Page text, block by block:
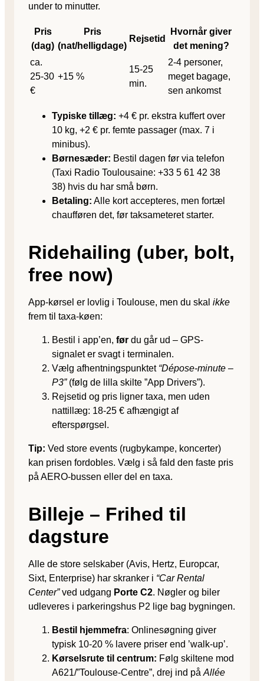
under to minutter.
Pris
(dag)
Pris
(nat/helligdage)
Rejsetid
Hvornår giver
det mening?
ca.
25-30
€
+15 %
15-25
min.
2-4 personer,
meget bagage,
sen ankomst
Typiske tillæg: +4 € pr. ekstra kuffert over
10 kg, +2 € pr. femte passager (max. 7 i
minibus).
Børnesæder: Bestil dagen før via telefon
(Taxi Radio Toulousaine: +33 5 61 42 38
38) hvis du har små børn.
Betaling: Alle kort accepteres, men fortæl
chaufføren det, før taksameteret starter.
Ridehailing (uber, bolt,
free now)
App-kørsel er lovlig i Toulouse, men du skal ikke
frem til taxa-køen:
Bestil i app’en, før du går ud – GPS-
signalet er svagt i terminalen.
Vælg afhentningspunktet “Dépose-minute –
P3”(følg de lilla skilte ”App Drivers”).
Rejsetid og pris ligner taxa, men uden
nattillæg: 18-25 € afhængigt af
efterspørgsel.
Tip: Ved store events (rugbykampe, koncerter)
kan prisen fordobles. Vælg i så fald den faste pris
på AERO-bussen eller del en taxa.
Billeje – Frihed til
dagsture
Alle de store selskaber (Avis, Hertz, Europcar,
Sixt, Enterprise) har skranker i “Car Rental
Center”ved udgang Porte C2. Nøgler og biler
udleveres i parkeringshus P2 lige bag bygningen.
Bestil hjemmefra: Onlinesøgning giver
typisk 10-20 % lavere priser end ’walk-up’.
Kørselsrute til centrum: Følg skiltene mod
A621/”Toulouse-Centre”, drej ind på Allée